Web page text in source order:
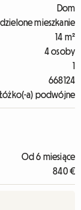
Dom
mieszkanie
14 m²
4 osoby
1
668124
Łóżko(-a) podwójne
Od 6 miesiące
840 €